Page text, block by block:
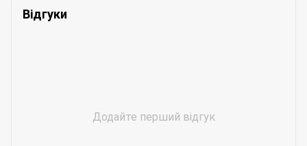
Відгуки
Додайте перший відгук